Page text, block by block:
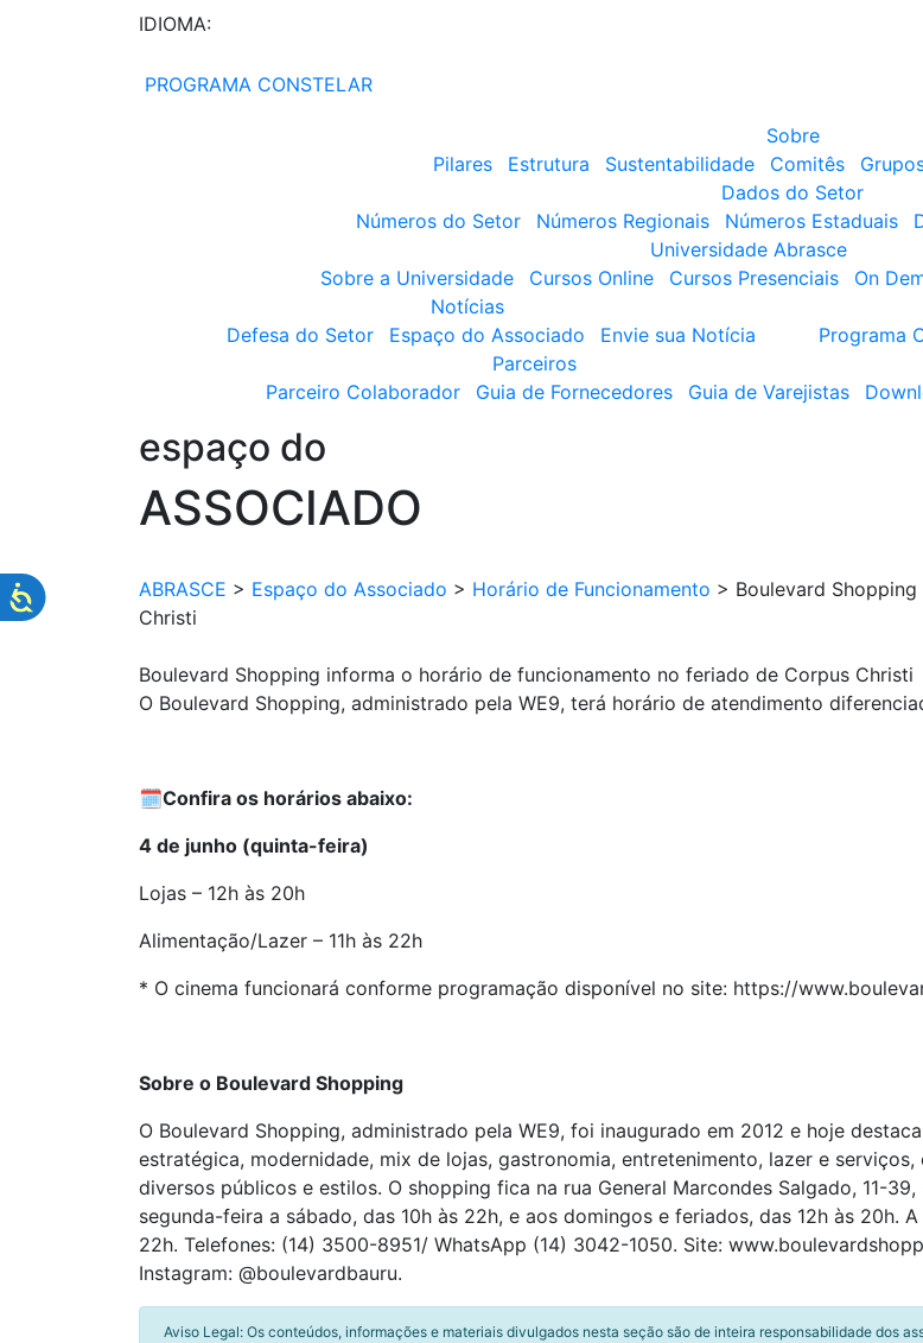
IDIOMA:
PROGRAMA CONSTELAR
Sobre
Pilares
Estrutura Sustentabilidade Comitês
Dados do Setor
Números do Setor
Números Regionais Números Estaduais
Universidade Abrasce
Sobre a Universidade
Cursos Online Cursos Presenciais On
Notícias
Defesa do Setor
Espaço do Associado Envie sua Notícia
Programa
Parceiros
Parceiro Colaborador
Guia de Fornecedores Guia de Varejistas
espaço do
ASSOCIADO
ABRASCE > Espaço do Associado > Horário de Funcionamento > Boulevard
Christi
Boulevard Shopping informa o horário de funcionamento no feriado de Corpus Christi
O Boulevard Shopping, administrado pela WE9, terá horário de atendimento
🗓️Confira os horários abaixo:
4 de junho (quinta-feira)
Lojas – 12h às 20h
Alimentação/Lazer – 11h às 22h
* O cinema funcionará conforme programação disponível no site: https://
Sobre o Boulevard Shopping
O Boulevard Shopping, administrado pela WE9, foi inaugurado em 2012 e hoje
estratégica, modernidade, mix de lojas, gastronomia, entretenimento, lazer e
diversos públicos e estilos. O shopping fica na rua General Marcondes Salgado, 11-
segunda-feira a sábado, das 10h às 22h, e aos domingos e feriados, das 12h às 20h.
22h. Telefones: (14) 3500-8951/ WhatsApp (14) 3042-1050. Site:
Instagram: @boulevardbauru.
Aviso Legal: Os conteúdos, informações e materiais divulgados nesta seção são de inteira responsabilidade dos